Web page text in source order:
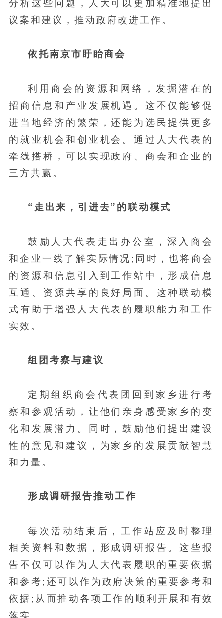
议案和建议，推动政府改进工作。
依托南京市盱眙商会
利用商会的资源和网络，发掘潜在的
招商信息和产业发展机遇。这不仅能够促
进当地经济的繁荣，还能为选民提供更多
的就业机会和创业机会。通过人大代表的
牵线搭桥，可以实现政府、商会和企业的
三方共赢。
“走出来，引进去”的联动模式
鼓励人大代表走出办公室，深入商会
和企业一线了解实际情况;同时，也将商会
的资源和信息引入到工作站中，形成信息
互通、资源共享的良好局面。这种联动模
式有助于增强人大代表的履职能力和工作
实效。
组团考察与建议
定期组织商会代表团回到家乡进行考
察和参观活动，让他们亲身感受家乡的变
化和发展潜力。同时，鼓励他们提出建设
性的意见和建议，为家乡的发展贡献智慧
和力量。
形成调研报告推动工作
每次活动结束后，工作站应及时整理
相关资料和数据，形成调研报告。这些报
告不仅可以作为人大代表履职的重要依据
和参考;还可以作为政府决策的重要参考和
依据;从而推动各项工作的顺利开展和有效
落实。